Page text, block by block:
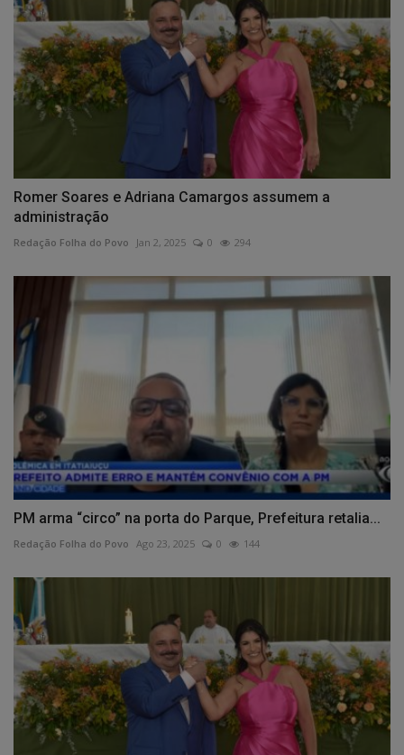
Romer Soares e Adriana Camargos assumem a
administração
Redação Folha do Povo Jan 2, 2025 0 294
PM arma “circo” na porta do Parque, Prefeitura retalia...
Redação Folha do Povo Ago 23, 2025 0 144